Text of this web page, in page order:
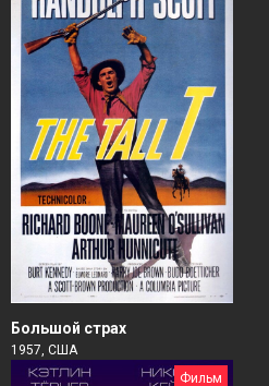
Большой страх
1957, США
Фильм